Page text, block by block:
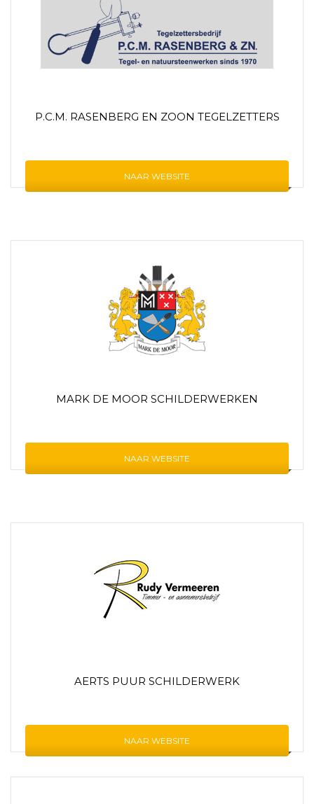
P.C.M. RASENBERG EN ZOON TEGELZETTERS
NAAR WEBSITE
MARK DE MOOR SCHILDERWERKEN
NAAR WEBSITE
AERTS PUUR SCHILDERWERK
NAAR WEBSITE